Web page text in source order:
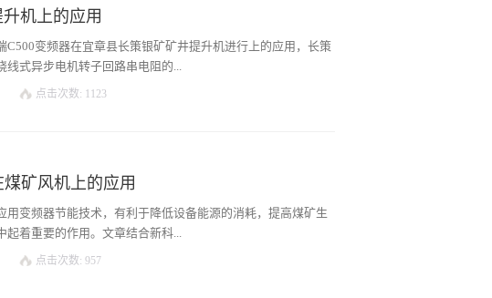
机上的应用
点击次数: 1123
C500变频器在宜章县长策银矿矿井提升机进行上的应用，长策
线式异步电机转子回路串电阻的...
咽喉”，是矿井井下作业和地面相联接的枢纽。矿井提升机机
运行的可靠性、安全性、经济性要求都备受关注。 二、矿
绞车负载特性 重物上升时，电机需要克服各种阻力(包括
重物的重力大于传动机构的摩擦阻力时，重物本身的重力(位
矿风机上的应用
点击次数: 957
频器节能技术，有利于降低设备能源的消耗，提高煤矿生
起着重要的作用。文章结合新科...